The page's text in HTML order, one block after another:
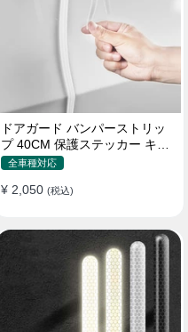
ドアガード バンパーストリッ
プ 40CM 保護ステッカー キズ
防止 プロテクターシール
全車種対応
¥ 2,050 (税込)